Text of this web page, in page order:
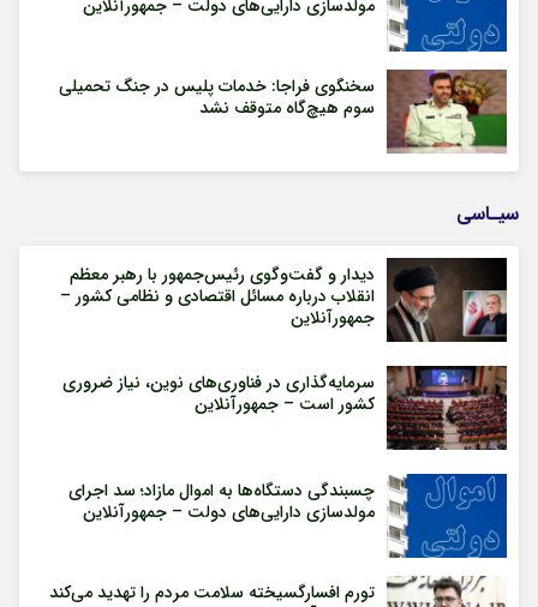
مولدسازی دارایی‌های دولت – جمهورآنلاین
سخنگوی فراجا: خدمات پلیس در جنگ تحمیلی
سوم هیچ‌گاه متوقف نشد
سیـاسی
دیدار و گفت‌وگوی رئیس‌جمهور با رهبر معظم
انقلاب درباره مسائل اقتصادی و نظامی کشور –
جمهورآنلاین
سرمایه‌گذاری در فناوری‌های نوین، نیاز ضروری
کشور است – جمهورآنلاین
چسبندگی دستگاه‌ها به اموال مازاد؛ سد اجرای
مولدسازی دارایی‌های دولت – جمهورآنلاین
تورم افسارگسیخته سلامت مردم را تهدید می‌کند